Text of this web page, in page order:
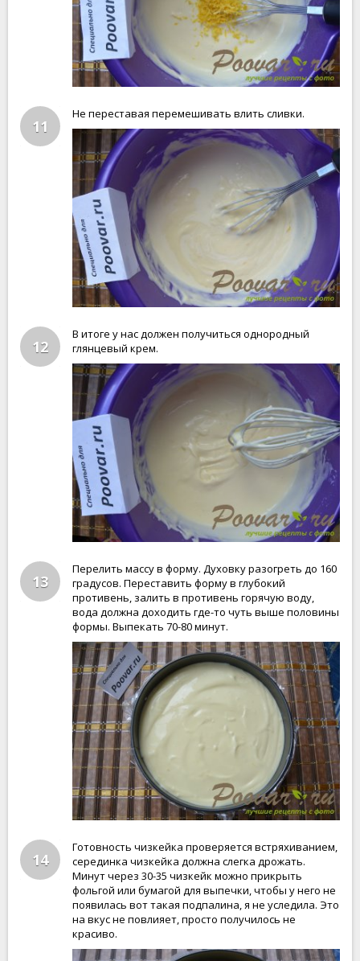
11
Не переставая перемешивать влить сливки.
12
В итоге у нас должен получиться однородный
глянцевый крем.
13
Перелить массу в форму. Духовку разогреть до 160
градусов. Переставить форму в глубокий
противень, залить в противень горячую воду,
вода должна доходить где-то чуть выше половины
формы. Выпекать 70-80 минут.
14
Готовность чизкейка проверяется встряхиванием,
серединка чизкейка должна слегка дрожать.
Минут через 30-35 чизкейк можно прикрыть
фольгой или бумагой для выпечки, чтобы у него не
появилась вот такая подпалина, я не уследила. Это
на вкус не повлияет, просто получилось не
красиво.